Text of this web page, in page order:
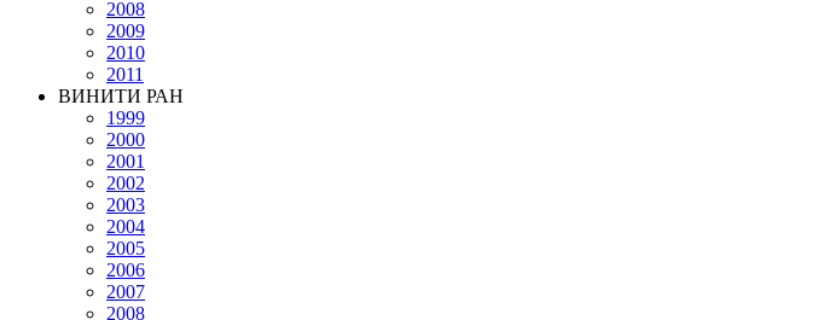
2008
2009
2010
2011
ВИНИТИ РАН
1999
2000
2001
2002
2003
2004
2005
2006
2007
2008